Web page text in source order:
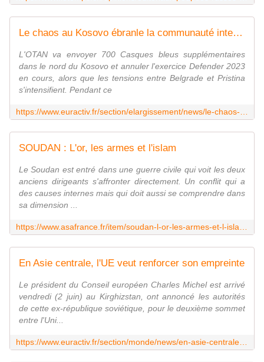
Le chaos au Kosovo ébranle la communauté internationale : la Russie et la Chine s'en mêlent
L'OTAN va envoyer 700 Casques bleus supplémentaires
dans le nord du Kosovo et annuler l'exercice Defender 2023
en cours, alors que les tensions entre Belgrade et Pristina
s'intensifient. Pendant ce
SOUDAN : L'or, les armes et l'islam
Le Soudan est entré dans une guerre civile qui voit les deux
anciens dirigeants s'affronter directement. Un conflit qui a
des causes internes mais qui doit aussi se comprendre dans
sa dimension ...
En Asie centrale, l'UE veut renforcer son empreinte
Le président du Conseil européen Charles Michel est arrivé
vendredi (2 juin) au Kirghizstan, ont annoncé les autorités
de cette ex-république soviétique, pour le deuxième sommet
entre l'Uni...